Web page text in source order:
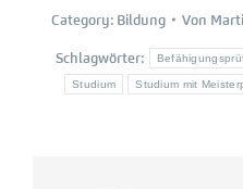
Category: Bildung Von
Schlagwörter:
Studium Studium mit